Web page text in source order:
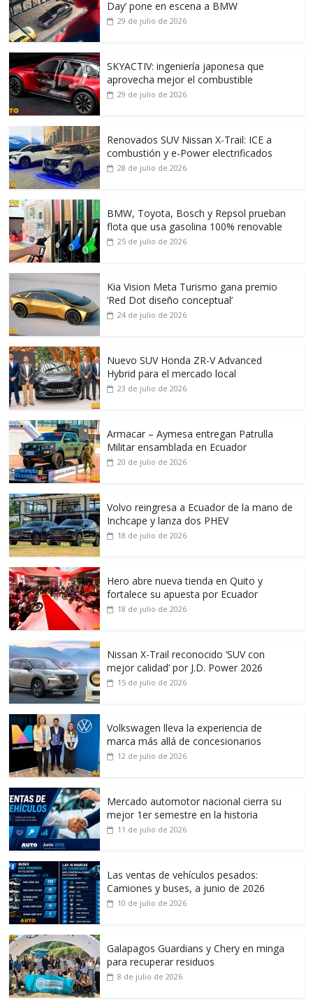
Day’ pone en escena a BMW
29 de julio de 2026
SKYACTIV: ingeniería japonesa que
aprovecha mejor el combustible
29 de julio de 2026
Renovados SUV Nissan X-Trail: ICE a
combustión y e-Power electrificados
28 de julio de 2026
BMW, Toyota, Bosch y Repsol prueban
flota que usa gasolina 100% renovable
25 de julio de 2026
Kia Vision Meta Turismo gana premio
‘Red Dot diseño conceptual’
24 de julio de 2026
Nuevo SUV Honda ZR-V Advanced
Hybrid para el mercado local
23 de julio de 2026
Armacar – Aymesa entregan Patrulla
Militar ensamblada en Ecuador
20 de julio de 2026
Volvo reingresa a Ecuador de la mano de
Inchcape y lanza dos PHEV
18 de julio de 2026
Hero abre nueva tienda en Quito y
fortalece su apuesta por Ecuador
18 de julio de 2026
Nissan X-Trail reconocido ‘SUV con
mejor calidad’ por J.D. Power 2026
15 de julio de 2026
Volkswagen lleva la experiencia de
marca más allá de concesionarios
12 de julio de 2026
Mercado automotor nacional cierra su
mejor 1er semestre en la historia
11 de julio de 2026
Las ventas de vehículos pesados:
Camiones y buses, a junio de 2026
10 de julio de 2026
Galapagos Guardians y Chery en minga
para recuperar residuos
8 de julio de 2026